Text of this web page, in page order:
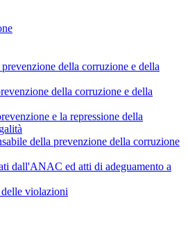
della corruzione e della
della corruzione e della
e la repressione della
della prevenzione della corruzione
dall'ANAC ed atti di adeguamento a
violazioni